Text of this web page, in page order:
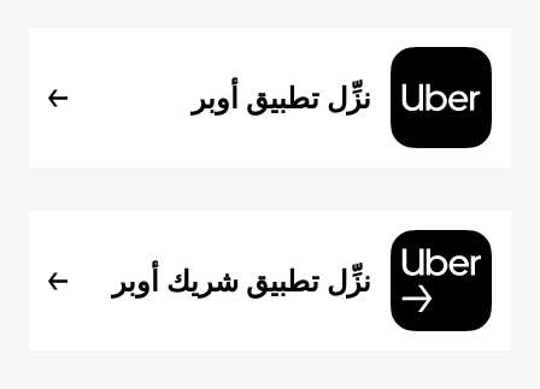
نزِّل تطبيق أوبر
نزِّل تطبيق شريك أوبر